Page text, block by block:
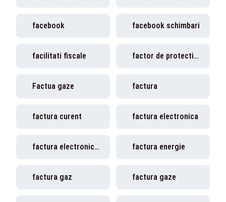
facebook facebook schimbari
facilitati fiscale factor de protectie solara
Factua gaze factura
factura curent factura electronica
factura electronica obligatorie factura energie
factura gaz factura gaze